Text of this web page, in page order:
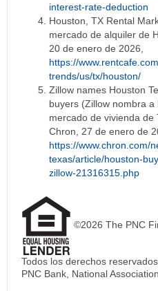
interest-rate-deduction
Houston, TX Rental
mercado de alquiler de
20 de enero de 2026,
https://
trends/us/tx/houston/
Zillow names Houston
buyers (Zillow nombra
mercado de vivienda de
Chron, 27 de enero de
https://www.chron.com/
texas/article/houston-
zillow-21316315.php
©2026 The PNC
Todos los derechos reservados.
PNC Bank, National